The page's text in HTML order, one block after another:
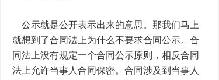
公示就是公开表示出来的意思。那我们马上
就想到了合同法上为什么不要求合同公示。合
同法上没有规定一个合同公示原则，相反合同
法上允许当事人合同保密。合同涉及到当事人